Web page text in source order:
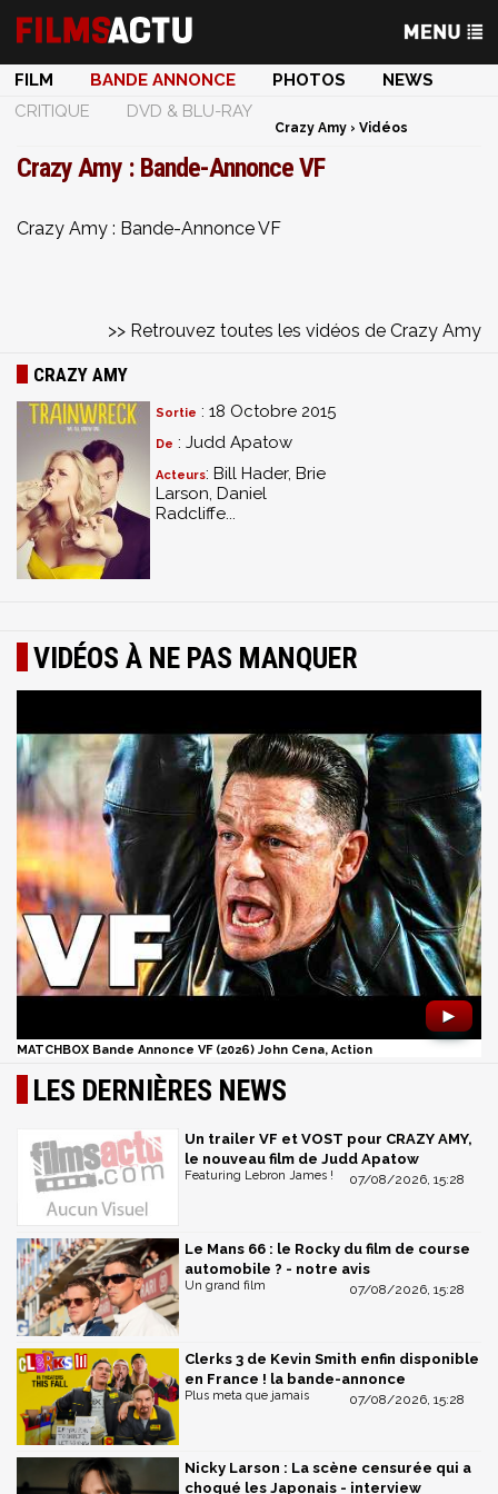
FILM BANDE ANNONCE PHOTOS
NEWS
CRITIQUE
DVD & BLU-RAY
Crazy Amy › Vidéos
Crazy Amy : Bande-Annonce VF
Crazy Amy : Bande-Annonce VF
>> Retrouvez toutes les vidéos de Crazy Amy
CRAZY AMY
Sortie : 18 Octobre 2015
De : Judd Apatow
Acteurs: Bill Hader, Brie
Larson, Daniel
Radcliffe...
VIDÉOS À NE PAS MANQUER
►
MATCHBOX Bande Annonce VF (2026) John Cena, Action
LES DERNIÈRES NEWS
Un trailer VF et VOST pour CRAZY AMY,
le nouveau film de Judd Apatow
07/08/2026, 15:28
Featuring Lebron James !
Le Mans 66 : le Rocky du film de course
automobile ? - notre avis
07/08/2026, 15:28
Un grand film
Clerks 3 de Kevin Smith enfin disponible
en France ! la bande-annonce
07/08/2026, 15:28
Plus meta que jamais
Nicky Larson : La scène censurée qui a
choqué les Japonais - interview